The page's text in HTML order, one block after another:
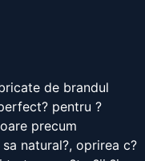
de brandul
pentru ?
precum
natural?, oprirea c?